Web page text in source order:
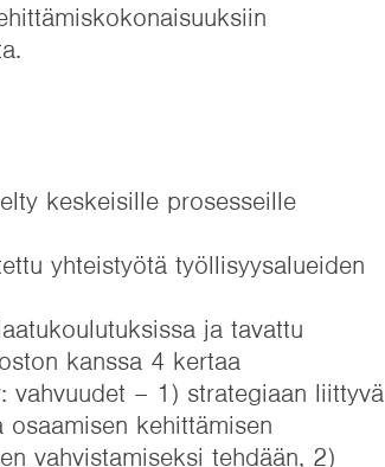
keskeisille prosesseille
yhteistyötä työllisyysalueiden
ja tavattu
kanssa 4 kertaa
vahvuudet – 1) strategiaan liittyvä
kehittämisen
vahvistamiseksi tehdään, 2)